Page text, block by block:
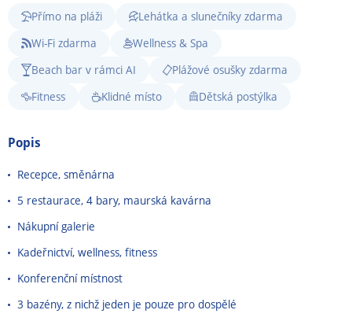
Přímo na pláži
Lehátka a slunečníky zdarma
Wi-Fi zdarma
Wellness & Spa
Beach bar v rámci AI
Plážové osušky zdarma
Fitness
Klidné místo Dětská postýlka
Popis
Recepce, směnárna
5 restaurace, 4 bary, maurská kavárna
Nákupní galerie
Kadeřnictví, wellness, fitness
Konferenční místnost
3 bazény, z nichž jeden je pouze pro dospělé